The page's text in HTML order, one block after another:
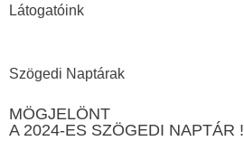
Látogatóink
Szögedi Naptárak
MÖGJELÖNT
A 2024-ES SZÖGEDI NAPTÁR !